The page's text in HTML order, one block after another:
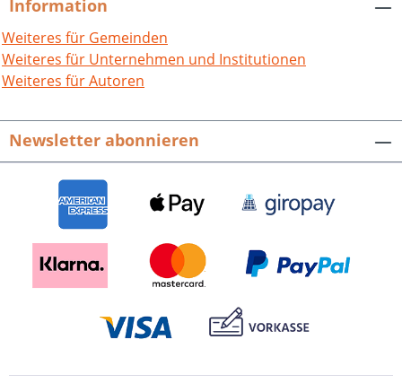
Information
Weiteres für Gemeinden
Weiteres für Unternehmen und Institutionen
Weiteres für Autoren
Newsletter abonnieren